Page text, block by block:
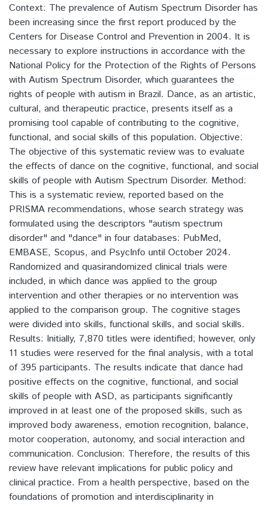
Context: The prevalence of Autism Spectrum Disorder has
been increasing since the first report produced by the
Centers for Disease Control and Prevention in 2004. It is
necessary to explore instructions in accordance with the
National Policy for the Protection of the Rights of Persons
with Autism Spectrum Disorder, which guarantees the
rights of people with autism in Brazil. Dance, as an artistic,
cultural, and therapeutic practice, presents itself as a
promising tool capable of contributing to the cognitive,
functional, and social skills of this population. Objective:
The objective of this systematic review was to evaluate
the effects of dance on the cognitive, functional, and social
skills of people with Autism Spectrum Disorder. Method:
This is a systematic review, reported based on the
PRISMA recommendations, whose search strategy was
formulated using the descriptors "autism spectrum
disorder" and "dance" in four databases: PubMed,
EMBASE, Scopus, and PsycInfo until October 2024.
Randomized and quasirandomized clinical trials were
included, in which dance was applied to the group
intervention and other therapies or no intervention was
applied to the comparison group. The cognitive stages
were divided into skills, functional skills, and social skills.
Results: Initially, 7,870 titles were identified; however, only
11 studies were reserved for the final analysis, with a total
of 395 participants. The results indicate that dance had
positive effects on the cognitive, functional, and social
skills of people with ASD, as participants significantly
improved in at least one of the proposed skills, such as
improved body awareness, emotion recognition, balance,
motor cooperation, autonomy, and social interaction and
communication. Conclusion: Therefore, the results of this
review have relevant implications for public policy and
clinical practice. From a health perspective, based on the
foundations of promotion and interdisciplinarity in